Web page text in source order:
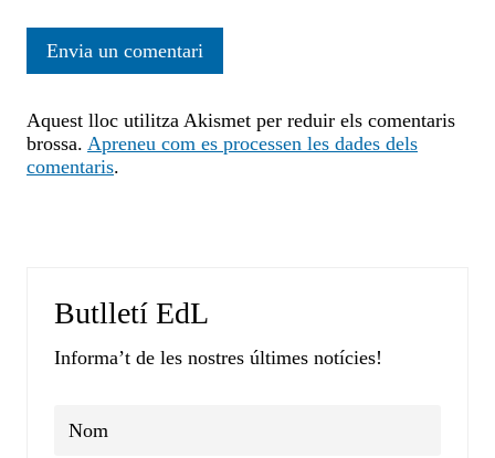
Aquest lloc utilitza Akismet per reduir els comentaris
brossa. Apreneu com es processen les dades dels
comentaris.
Butlletí EdL
Informa’t de les nostres últimes notícies!